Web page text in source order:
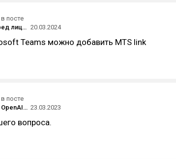
в посте
В очередной раз перед лицом новых блокировок: какие сервисы выбирают компании для переезда 20.03.2024
Teams можно добавить MTS link
в посте
18к юзеров в боте с OpenAI за 3 недели и почему он бесплатный, если за OpenAI платим мы 23.03.2023
вопроса.